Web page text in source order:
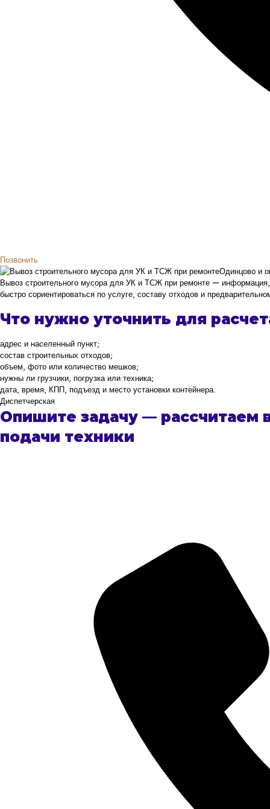
Позвонить
Одинцово и
Вывоз строительного мусора для УК и ТСЖ при ремонте —
быстро сориентироваться по услуге, составу отходов и
Что нужно уточнить для
адрес и населенный пункт;
состав строительных отходов;
объем, фото или количество мешков;
нужны ли грузчики, погрузка или техника;
дата, время, КПП, подъезд и место установки контейнера.
Диспетчерская
Опишите задачу — рассчитаем
подачи техники